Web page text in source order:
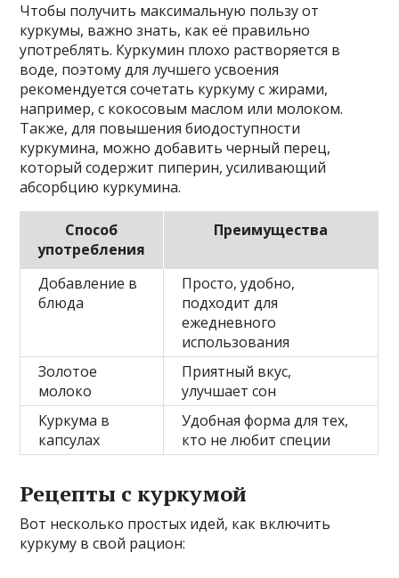
Чтобы получить максимальную пользу от
куркумы, важно знать, как её правильно
употреблять. Куркумин плохо растворяется в
воде, поэтому для лучшего усвоения
рекомендуется сочетать куркуму с жирами,
например, с кокосовым маслом или молоком.
Также, для повышения биодоступности
куркумина, можно добавить черный перец,
который содержит пиперин, усиливающий
абсорбцию куркумина.
Способ
употребления
Преимущества
Добавление в
блюда
Просто, удобно,
подходит для
ежедневного
использования
Золотое
молоко
Приятный вкус,
улучшает сон
Куркума в
капсулах
Удобная форма для тех,
кто не любит специи
Рецепты с куркумой
Вот несколько простых идей, как включить
куркуму в свой рацион: